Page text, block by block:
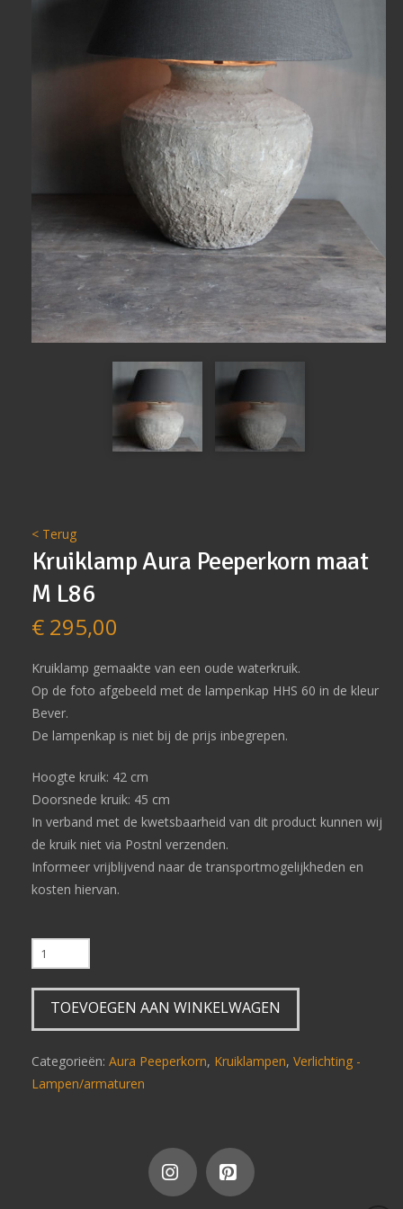
< Terug
Kruiklamp Aura Peeperkorn maat
M L86
€295,00
Kruiklamp gemaakte van een oude waterkruik.
Op de foto afgebeeld met de lampenkap HHS 60 in de kleur
Bever.
De lampenkap is niet bij de prijs inbegrepen.
Hoogte kruik: 42 cm
Doorsnede kruik: 45 cm
In verband met de kwetsbaarheid van dit product kunnen wij
de kruik niet via Postnl verzenden.
Informeer vrijblijvend naar de transportmogelijkheden en
kosten hiervan.
Kruiklamp
Aura
Peeperkorn
maat
L86
aantal
TOEVOEGEN AAN WINKELWAGEN
Categorieën: Aura Peeperkorn, Kruiklampen, Verlichting -
Lampen/armaturen